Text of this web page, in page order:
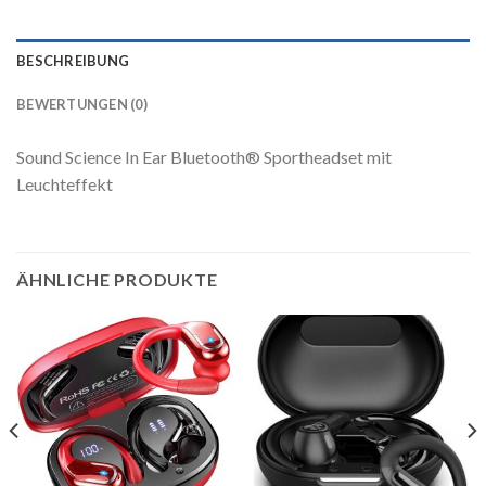
BESCHREIBUNG
BEWERTUNGEN (0)
Sound Science In Ear Bluetooth® Sportheadset mit
Leuchteffekt
ÄHNLICHE PRODUKTE